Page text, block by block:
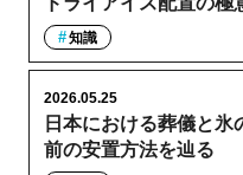
知識
日本における葬儀と氷
前の安置方法を辿る
2026.05.25